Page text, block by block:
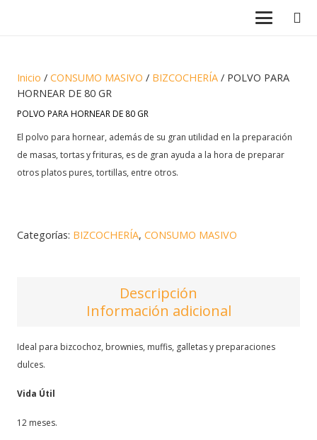
Inicio / CONSUMO MASIVO / BIZCOCHERÍA / POLVO PARA
HORNEAR DE 80 GR
POLVO PARA HORNEAR DE 80 GR
El polvo para hornear, además de su gran utilidad en la preparación
de masas, tortas y frituras, es de gran ayuda a la hora de preparar
otros platos pures, tortillas, entre otros.
Categorías: BIZCOCHERÍA, CONSUMO MASIVO
Descripción
Información adicional
Ideal para bizcochoz, brownies, muffis, galletas y preparaciones
dulces.
Vida Útil
12 meses.